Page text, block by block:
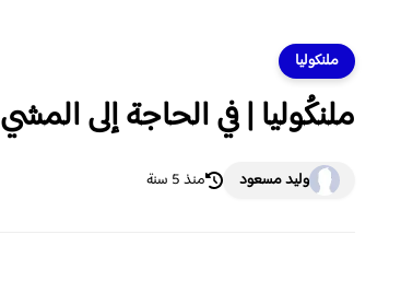
ملنكوليا
ملنكُوليا | في الحاجة إلى المشي
وليد مسعود منذ 5 سنة